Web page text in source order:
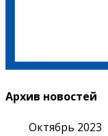
Архив новостей
Октябрь 2023